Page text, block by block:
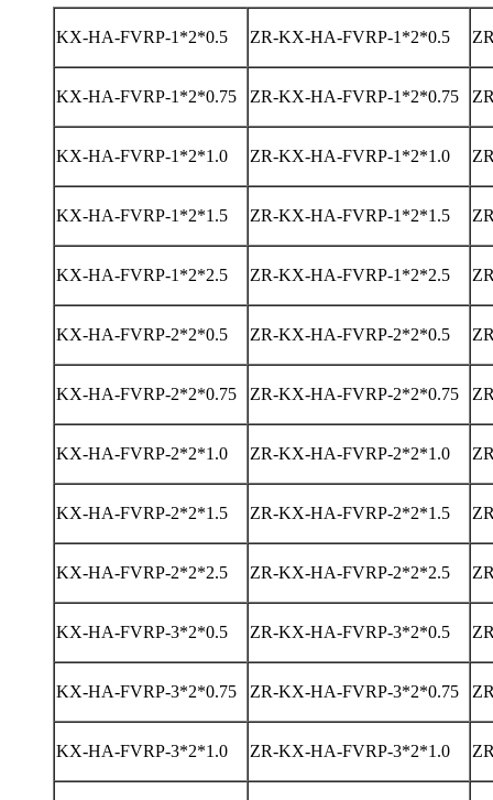
KX-HA-FVRP-1*2*0.5 ZR-KX-HA-FVRP-1*2*0.5
KX-HA-FVRP-1*2*0.75 ZR-KX-HA-FVRP-1*2*0.75
KX-HA-FVRP-1*2*1.0 ZR-KX-HA-FVRP-1*2*1.0
KX-HA-FVRP-1*2*1.5 ZR-KX-HA-FVRP-1*2*1.5
KX-HA-FVRP-1*2*2.5 ZR-KX-HA-FVRP-1*2*2.5
KX-HA-FVRP-2*2*0.5 ZR-KX-HA-FVRP-2*2*0.5
KX-HA-FVRP-2*2*0.75 ZR-KX-HA-FVRP-2*2*0.75
KX-HA-FVRP-2*2*1.0 ZR-KX-HA-FVRP-2*2*1.0
KX-HA-FVRP-2*2*1.5 ZR-KX-HA-FVRP-2*2*1.5
KX-HA-FVRP-2*2*2.5 ZR-KX-HA-FVRP-2*2*2.5
KX-HA-FVRP-3*2*0.5 ZR-KX-HA-FVRP-3*2*0.5
KX-HA-FVRP-3*2*0.75 ZR-KX-HA-FVRP-3*2*0.75
KX-HA-FVRP-3*2*1.0 ZR-KX-HA-FVRP-3*2*1.0